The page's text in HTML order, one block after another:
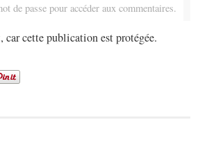
de passe pour accéder aux commentaires.
car cette publication est protégée.